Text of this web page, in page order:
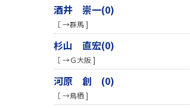
酒井 崇一(0)
［ →群馬 ]
杉山 直宏(0)
［ →Ｇ大阪 ]
河原 創 (0)
［ →鳥栖 ]